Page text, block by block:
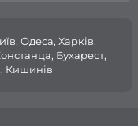
Одеса, Харків,
Бухарест,
Кишинів